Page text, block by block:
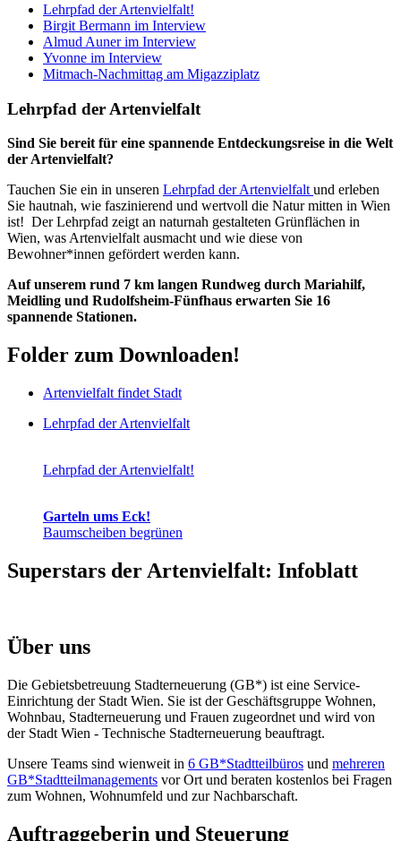
Lehrpfad der Artenvielfalt!
Birgit Bermann im Interview
Almud Auner im Interview
Yvonne im Interview
Mitmach-Nachmittag am Migazziplatz
Lehrpfad der Artenvielfalt
Sind Sie bereit für eine spannende Entdeckungsreise in die Welt
der Artenvielfalt?
Tauchen Sie ein in unseren Lehrpfad der Artenvielfalt und erleben
Sie hautnah, wie faszinierend und wertvoll die Natur mitten in Wien
ist! Der Lehrpfad zeigt an naturnah gestalteten Grünflächen in
Wien, was Artenvielfalt ausmacht und wie diese von
Bewohner*innen gefördert werden kann.
Auf unserem rund 7 km langen Rundweg durch Mariahilf,
Meidling und Rudolfsheim-Fünfhaus erwarten Sie 16
spannende Stationen.
Folder zum Downloaden!
Artenvielfalt findet Stadt
Lehrpfad der Artenvielfalt
Lehrpfad der Artenvielfalt!
Garteln ums Eck!
​​​​​​​­Baum­scheiben begrünen
Superstars der Artenvielfalt: Infoblatt
Über uns
Die Gebietsbetreuung Stadterneuerung (GB*) ist eine Service-
Einrichtung der Stadt Wien. Sie ist der Geschäfts­gruppe Wohnen,
Wohnbau, Stadt­erneuerung und Frauen zugeordnet und wird von
der Stadt Wien - Technische Stadterneuerung beauftragt.
Unsere Teams sind wienweit in 6 GB*Stadtteilbüros und mehreren
GB*Stadtteilmanagements vor Ort und beraten kostenlos bei Fragen
zum Wohnen, Wohnumfeld und zur Nachbarschaft.
Auftraggeberin und Steuerung